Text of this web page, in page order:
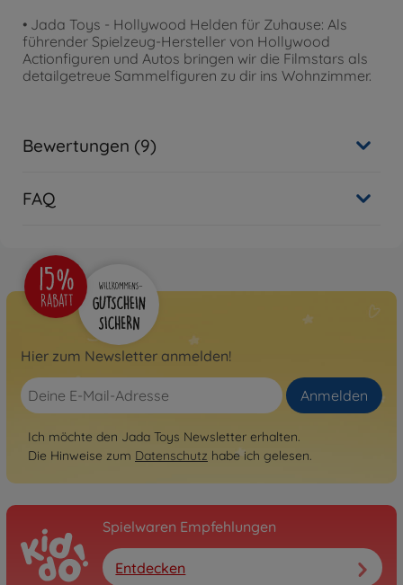
• Jada Toys - Hollywood Helden für Zuhause: Als
führender Spielzeug-Hersteller von Hollywood
Actionfiguren und Autos bringen wir die Filmstars als
detailgetreue Sammelfiguren zu dir ins Wohnzimmer.
Bewertungen (9)
FAQ
Hier zum Newsletter anmelden!
Anmelden
Ich möchte den Jada Toys Newsletter erhalten.
Die Hinweise zum Datenschutz habe ich gelesen.
Spielwaren Empfehlungen
Entdecken